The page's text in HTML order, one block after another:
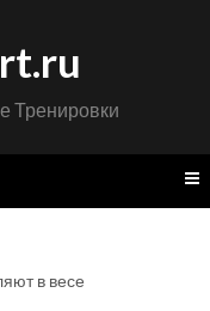
Тренировки
в весе